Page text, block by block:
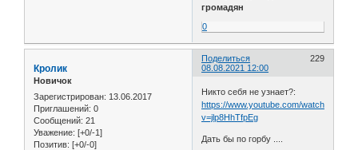
громадян
0
Поделиться
229
08.08.2021 12:00
Кролик
Новичок
Зарегистрирован: 13.06.2017
Приглашений: 0
Сообщений: 21
Уважение: [+0/-1]
Позитив: [+0/-0]
Никто себя не узнает?:
https://www.youtube.com/watch?
v=jlp8HhTfpEg
Дать бы по горбу ....